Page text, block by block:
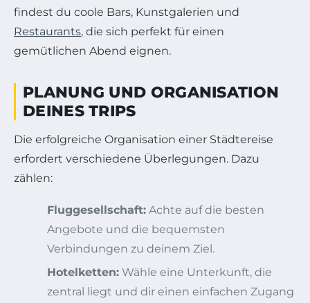
findest du coole Bars, Kunstgalerien und
Restaurants, die sich perfekt für einen
gemütlichen Abend eignen.
PLANUNG UND ORGANISATION
DEINES TRIPS
Die erfolgreiche Organisation einer Städtereise
erfordert verschiedene Überlegungen. Dazu
zählen:
Fluggesellschaft: Achte auf die besten
Angebote und die bequemsten
Verbindungen zu deinem Ziel.
Hotelketten: Wähle eine Unterkunft, die
zentral liegt und dir einen einfachen Zugang